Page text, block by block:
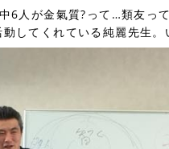
6人が金氣質? って…類友っ
してくれている純麗先生